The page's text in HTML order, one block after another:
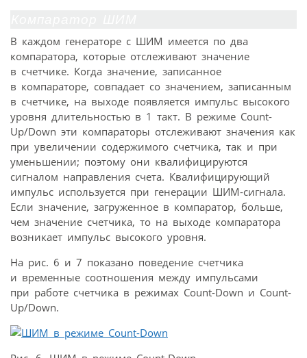
В каждом генераторе с ШИМ имеется по два
компаратора, которые отслеживают значение
в счетчике. Когда значение, записанное
в компараторе, совпадает со значением, записанным
в счетчике, на выходе появляется импульс высокого
уровня длительностью в 1 такт. В режиме Count-
Up/Down эти компараторы отслеживают значения как
при увеличении содержимого счетчика, так и при
уменьшении; поэтому они квалифицируются
сигналом направления счета. Квалифицирующий
импульс используется при генерации ШИМ-сигнала.
Если значение, загруженное в компаратор, больше,
чем значение счетчика, то на выходе компаратора
возникает импульс высокого уровня.
На рис. 6 и 7 показано поведение счетчика
и временные соотношения между импульсами
при работе счетчика в режимах Count-Down и Count-
Up/Down.